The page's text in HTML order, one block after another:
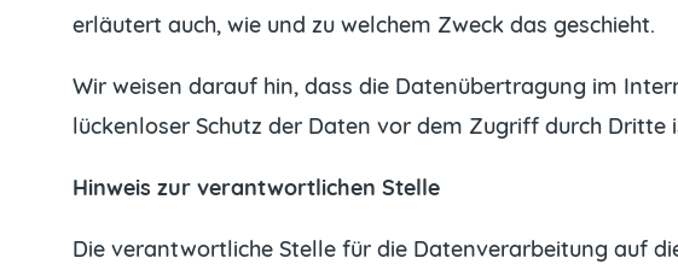
erläutert auch, wie und zu welchem Zweck das geschieht.
Wir weisen darauf hin, dass die Datenübertragung im
lückenloser Schutz der Daten vor dem Zugriff durch Dritte
Hinweis zur verantwortlichen Stelle
Die verantwortliche Stelle für die Datenverarbeitung auf